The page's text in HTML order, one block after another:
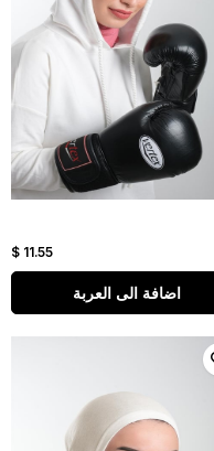
$ 11.55
اضافة الى العربة